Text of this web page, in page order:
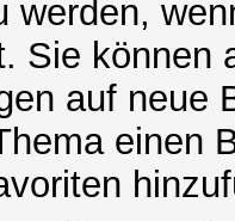
werden,
Sie können
auf neue
einen